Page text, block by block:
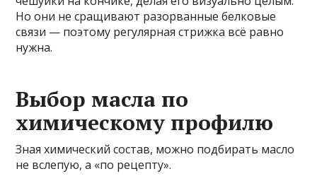
Но они не сращивают разорванные белковые
связи — поэтому регулярная стрижка всё равно
нужна.
Выбор масла по
химическому профилю
Зная химический состав, можно подбирать масло
не вслепую, а «по рецепту».